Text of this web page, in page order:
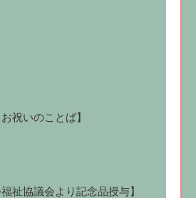
祝いのことば】
祉協議会より記念品授与】